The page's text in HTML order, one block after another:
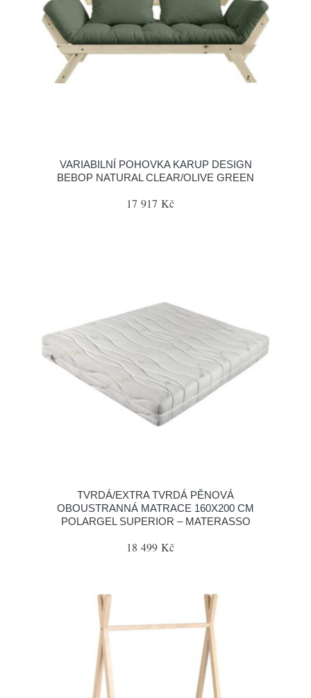
VARIABILNÍ POHOVKA KARUP DESIGN
BEBOP NATURAL CLEAR/OLIVE GREEN
17 917 Kč
TVRDÁ/EXTRA TVRDÁ PĚNOVÁ
OBOUSTRANNÁ MATRACE 160X200 CM
POLARGEL SUPERIOR – MATERASSO
18 499 Kč